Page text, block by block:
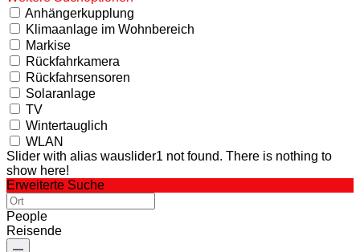
Anhängerkupplung
Klimaanlage im Wohnbereich
Markise
Rückfahrkamera
Rückfahrsensoren
Solaranlage
TV
Wintertauglich
WLAN
Slider with alias wauslider1 not found. There is nothing to
show here!
Erweiterte Suche
People
Reisende